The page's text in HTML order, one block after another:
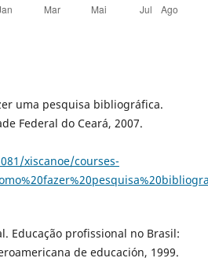
uma pesquisa bibliográfica.
Federal do Ceará, 2007.
xiscanoe/courses-
Educação profissional no Brasil:
de educación, 1999.